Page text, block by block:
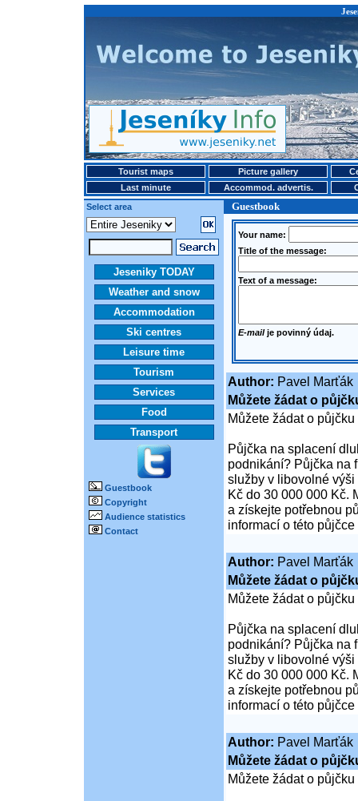
Tourist maps Picture gallery
Last minute
Accommod. advertis.
Select area
Guestbook
Jeseniky TODAY
Weather and snow
Accommodation
Ski centres
Leisure time
Tourism
Services
Food
Transport
Guestbook
Copyright
Audience statistics
Contact
Your name:
Title of the message:
Text of a message:
E-mailje povinný údaj.
Author: Pavel Marťák
Můžete žádat o
Můžete žádat o
Půjčka na splacení
podnikání? Půjčka na
služby v libovolné
Kč do 30 000 000 Kč.
a získejte potřebnou
informací o této
Author: Pavel Marťák
Můžete žádat o
Můžete žádat o
Půjčka na splacení
podnikání? Půjčka na
služby v libovolné
Kč do 30 000 000 Kč.
a získejte potřebnou
informací o této
Author: Pavel Marťák
Můžete žádat o
Můžete žádat o